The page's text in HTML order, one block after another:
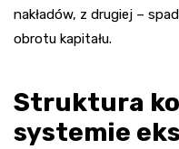
nakładów, z drugiej –
obrotu kapitału.
Struktura
systemie